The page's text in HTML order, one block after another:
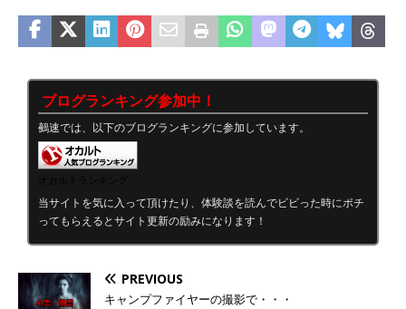
ブログランキング参加中！
鵺速では、以下のブログランキングに参加しています。
当サイトを気に入って頂けたり、体験談を読んでビビった時にポチ
ってもらえるとサイト更新の励みになります！
PREVIOUS
キャンプファイヤーの撮影で・・・